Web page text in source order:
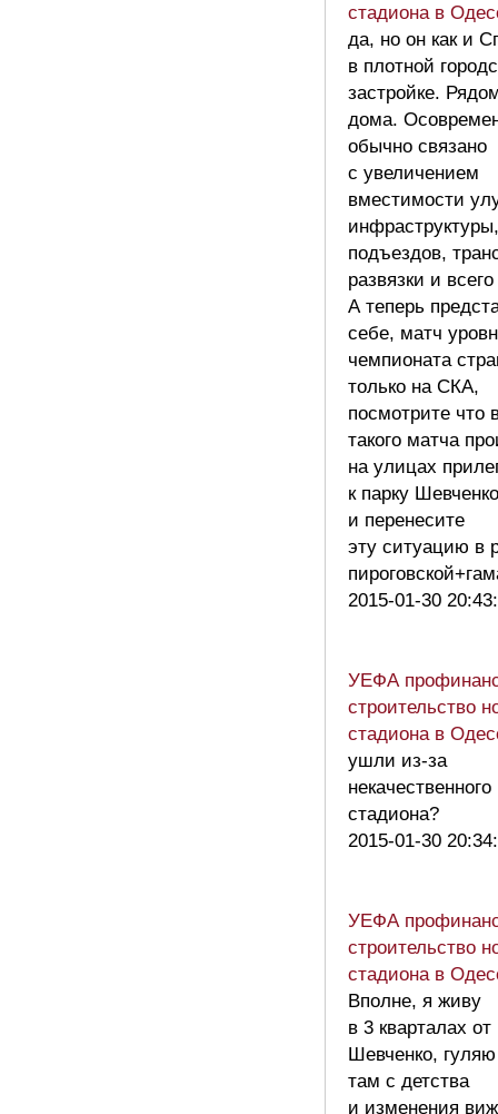
стадиона в
да, но он как и
в плотной
застройке.
дома.
обычно связано
с увеличением
вместимости
инфраструктуры,
подъездов,
развязки и всего
А теперь
себе, матч
чемпионата
только на СКА,
посмотрите что
такого матча
на улицах
к парку Шевченко
и перенесите
эту ситуацию в
2015-01-30
УЕФА
строительство
стадиона в
ушли из-за
некачественного
стадиона?
2015-01-30
УЕФА
строительство
стадиона в
Вполне, я живу
в 3 кварталах от
Шевченко, гуляю
там с детства
и изменения